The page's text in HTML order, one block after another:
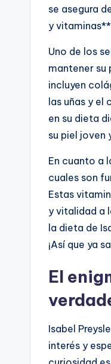
se asegura
y
Uno de los
mantener su
incluyen
las uñas y
en su dieta
su piel joven
En cuanto a
cuales son
Estas
y vitalidad a
la dieta de
¡Así que ya
El
Isabel
interés y